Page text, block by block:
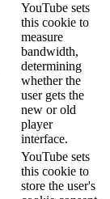
YouTube sets
this cookie to
measure
bandwidth,
determining
whether the
user gets the
new or old
player
interface.
YouTube sets
this cookie to
store the user's